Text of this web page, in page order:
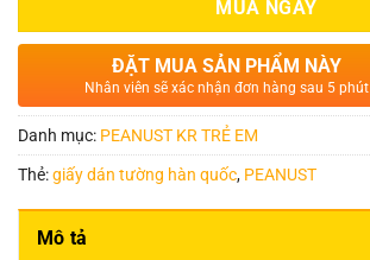
MUA NGAY
ĐẶT MUA SẢN PHẨM NÀY
Nhân viên sẽ xác nhận đơn hàng sau 5 phút
Danh mục: PEANUST KR TRẺ EM
Thẻ:giấy dán tường hàn quốc, PEANUST
Mô tả